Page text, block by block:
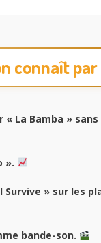
connaît
La Bamba »
».
Survive » sur les
bande-son.